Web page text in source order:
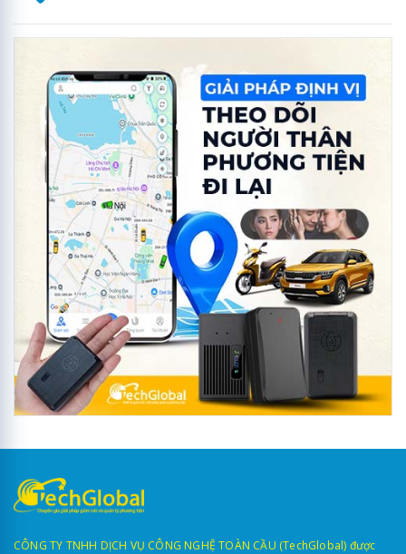
CÔNG TY TNHH DỊCH VỤ CÔNG NGHỆ TOÀN CẦU (TechGlobal) được